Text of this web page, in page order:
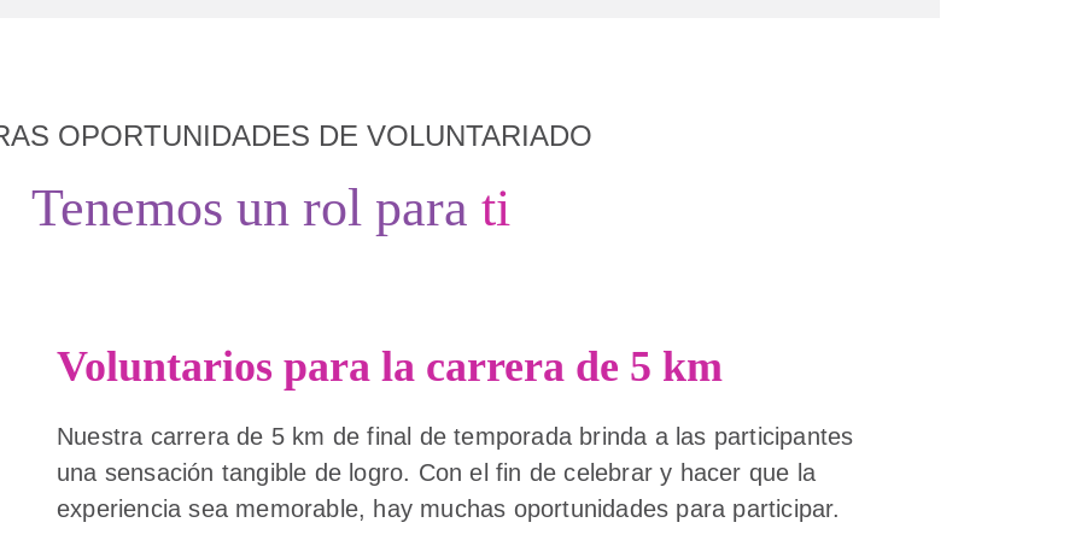
OPORTUNIDADES DE VOLUNTARIADO
Tenemos un rol para ti
Voluntarios para la carrera de 5 km
Nuestra carrera de 5 km de final de temporada brinda a las participantes
una sensación tangible de logro. Con el fin de celebrar y hacer que la
experiencia sea memorable, hay muchas oportunidades para participar.